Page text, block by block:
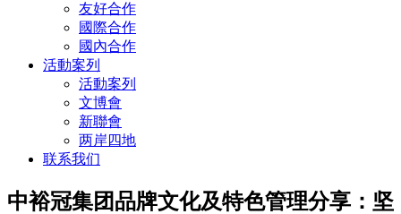
友好合作
國際合作
國內合作
活動案列
活動案列
文博會
新聯會
两岸四地
联系我们
中裕冠集团品牌文化及特色管理分享：坚